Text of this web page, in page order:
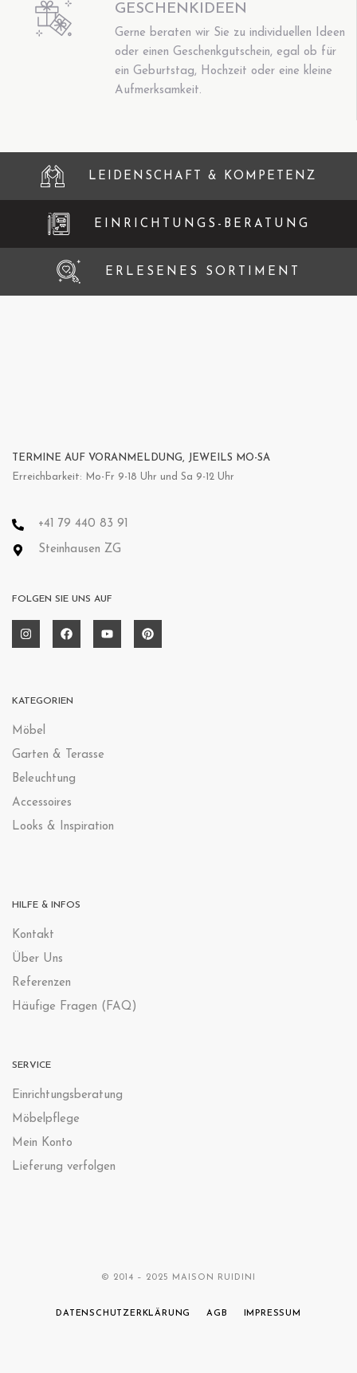
GESCHENKIDEEN
Gerne beraten wir Sie zu individuellen Ideen
oder einen Geschenkgutschein, egal ob für
ein Geburtstag, Hochzeit oder eine kleine
Aufmerksamkeit.
LEIDENSCHAFT & KOMPETENZ
EINRICHTUNGS-BERATUNG
ERLESENES SORTIMENT
TERMINE AUF VORANMELDUNG, JEWEILS MO-SA
Erreichbarkeit: Mo-Fr 9-18 Uhr und Sa 9-12 Uhr
+41 79 440 83 91
Steinhausen ZG
FOLGEN SIE UNS AUF
KATEGORIEN
Möbel
Garten & Terasse
Beleuchtung
Accessoires
Looks & Inspiration
HILFE & INFOS
Kontakt
Über Uns
Referenzen
Häufige Fragen (FAQ)
SERVICE
Einrichtungsberatung
Möbelpflege
Mein Konto
Lieferung verfolgen
© 2014 – 2025 MAISON RUIDINI
DATENSCHUTZERKLÄRUNG AGB IMPRESSUM